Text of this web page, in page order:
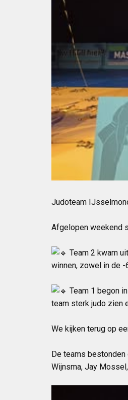
Judoteam
Afgelopen weekend
Team 2 kwam
winnen, zowel in de
Team 1 begon
team sterk judo zien
We kijken terug op
De teams bestonden
Wijnsma, Jay